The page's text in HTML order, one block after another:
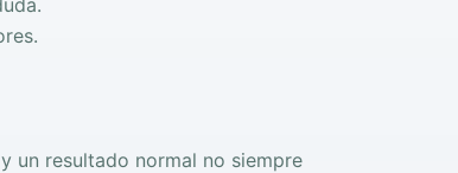
un resultado normal no siempre